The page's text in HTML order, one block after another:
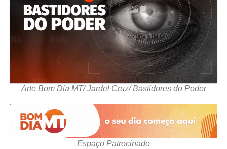
Arte Bom Dia MT/ Jardel Cruz/ Bastidores do Poder
Espaço Patrocinado